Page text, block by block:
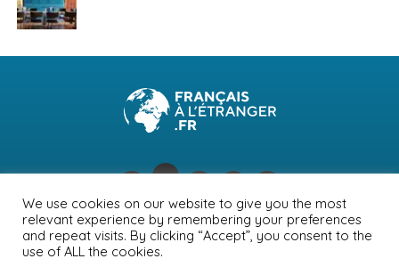
NEWSLETTER PUBLICITÉ CONTACTS
MENTIONS LÉGALES
POLITIQUE DE CONFIDENTIALITÉ
We use cookies on our website to give you the most
relevant experience by remembering your preferences
and repeat visits. By clicking “Accept”, you consent to the
use of ALL the cookies.